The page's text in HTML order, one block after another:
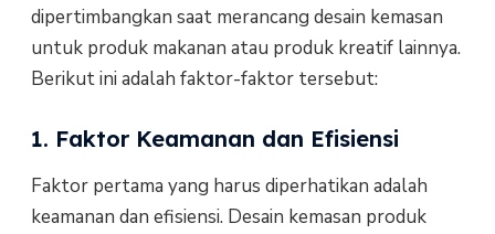
dipertimbangkan saat merancang desain kemasan
untuk produk makanan atau produk kreatif lainnya.
Berikut ini adalah faktor-faktor tersebut:
1. Faktor Keamanan dan Efisiensi
Faktor pertama yang harus diperhatikan adalah
keamanan dan efisiensi. Desain kemasan produk